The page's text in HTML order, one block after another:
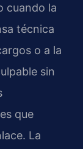
cuando la
técnica
o a la
sin
que
La